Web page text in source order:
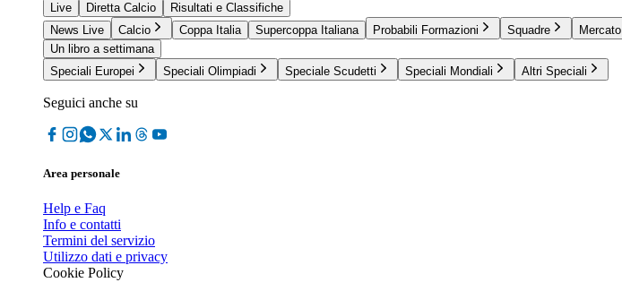
Live
Diretta Calcio
Risultati e Classifiche
News Live
Calcio Coppa Italia Supercoppa Italiana Probabili Formazioni Squadre Mercato
Un libro a settimana
Speciali Europei
Speciali Olimpiadi Speciale Scudetti Speciali Mondiali Altri Speciali
Seguici anche su
Area personale
Help e Faq
Info e contatti
Termini del servizio
Utilizzo dati e privacy
Cookie Policy